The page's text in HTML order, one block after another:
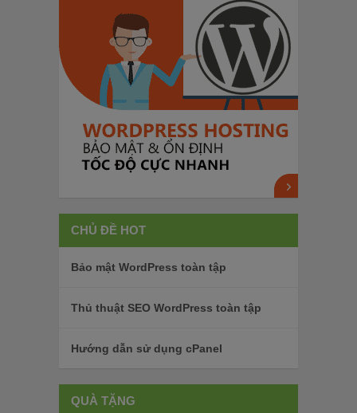
CHỦ ĐỀ HOT
Bảo mật WordPress toàn tập
Thủ thuật SEO WordPress toàn tập
Hướng dẫn sử dụng cPanel
QUÀ TẶNG